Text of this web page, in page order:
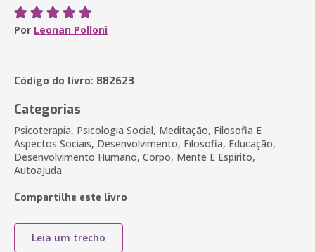
Por Leonan Polloni
Código do livro: 882623
Categorias
Psicoterapia, Psicologia Social, Meditação, Filosofia E
Aspectos Sociais, Desenvolvimento, Filosofia, Educação,
Desenvolvimento Humano, Corpo, Mente E Espírito,
Autoajuda
Compartilhe este livro
Leia um trecho